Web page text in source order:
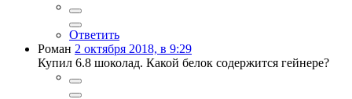
Ответить
Роман 2 октября 2018, в 9:29
Купил 6.8 шоколад. Какой белок содержится гейнере?